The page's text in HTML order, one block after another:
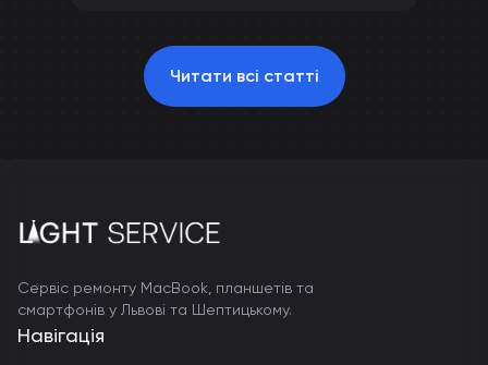
Читати всі статті
Сервіс ремонту MacBook, планшетів та
смартфонів у Львові та Шептицькому.
Навігація